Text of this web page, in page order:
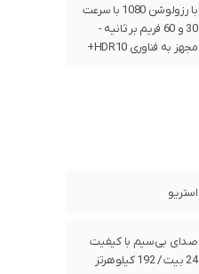
با رزولوشن 1080 با سرعت
30 و 60 فریم بر ثانیه -
مجهز به فناوری HDR10+
استریو
صدای بی‌سیم با کیفیت
24 بیت / 192 کیلوهرتز